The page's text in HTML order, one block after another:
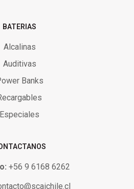
BATERIAS
Alcalinas
Auditivas
Banks
Especiales
+56 9 6168 6262